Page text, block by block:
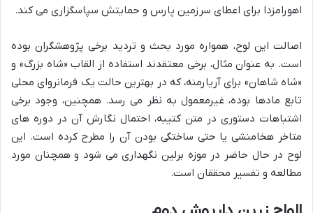
اهورامزدا برای اعطای سرزمین پارس و حمایتش سپاسگزاری می کند.
اصالت این لوح، همواره مورد بحث و تردید برخی پژوهشگران بوده
است. به عنوان مثال، برخی معتقدند استفاده از القاب «شاه بزرگ» و
«شاه شاهان» برای آریارمنه، که در بهترین حالت یک فرمانروای محلی
تابع مادها بوده، غیرمعمول به نظر می رسد. همچنین، وجود برخی
اشتباهات دستوری در متن کتیبه، احتمال نگارش آن در دوره های
متاخر هخامنشی یا حتی ساختگی بودن آن را مطرح کرده است. این
لوح در حال حاضر در موزه برلین نگهداری می شود و همچنان مورد
مطالعه و تفسیر محققان است.